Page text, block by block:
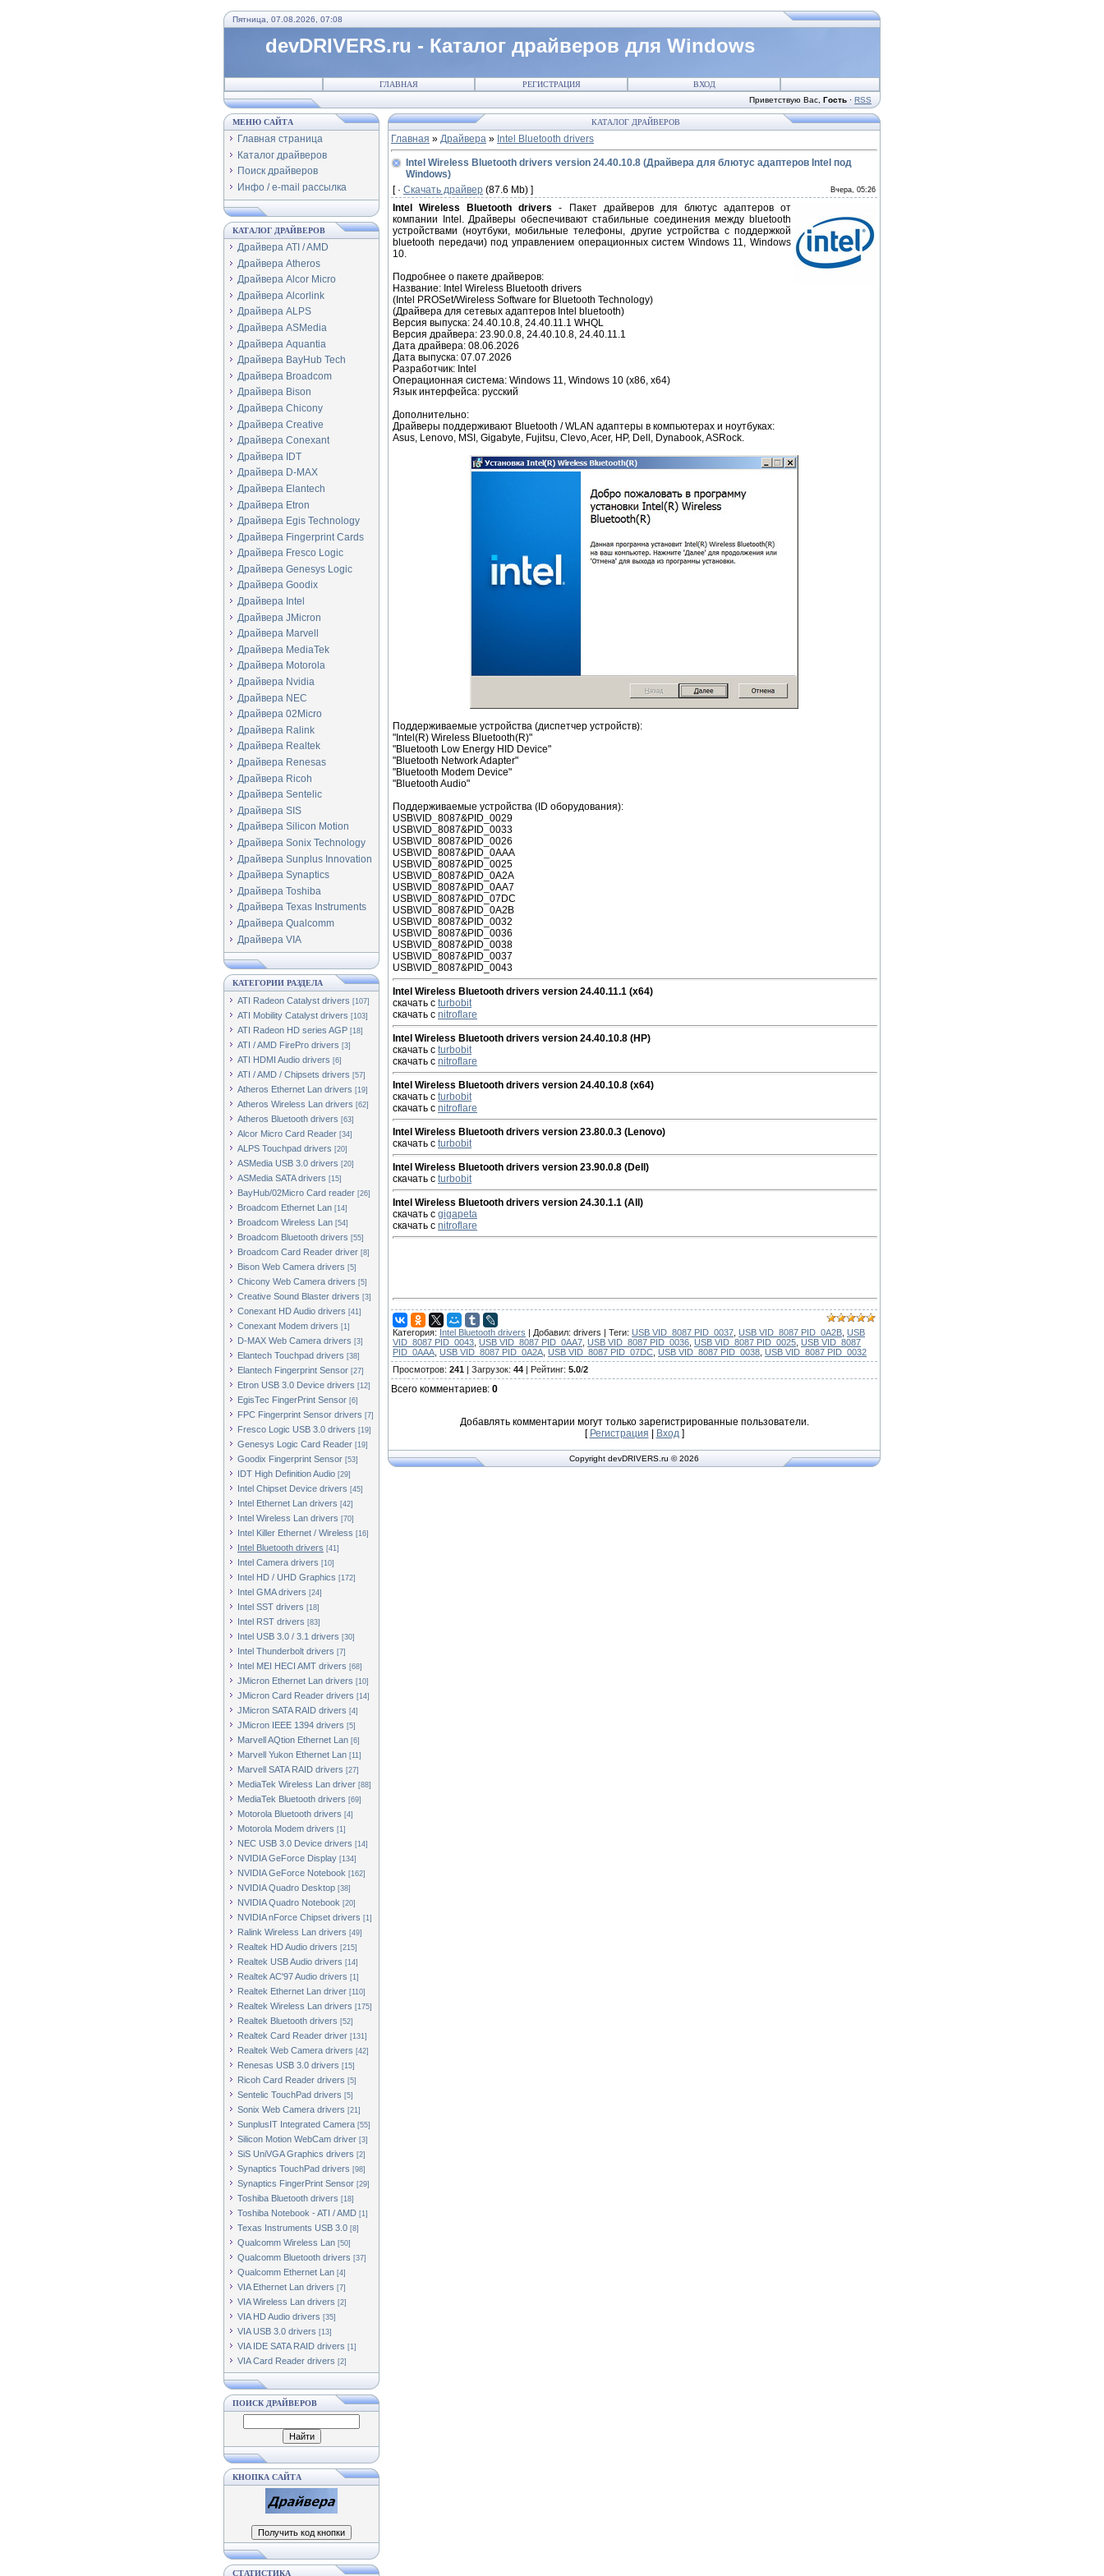
Пятница, 07.08.2026, 07:08
devDRIVERS.ru - Каталог драйверов для Windows
ГЛАВНАЯ РЕГИСТРАЦИЯ
ВХОД
Приветствую Вас Гость · RSS
МЕНЮ САЙТА
Главная страница
Каталог драйверов
Поиск драйверов
Инфо / e-mail рассылка
КАТАЛОГ ДРАЙВЕРОВ
Драйвера ATI / AMD
Драйвера Atheros
Драйвера Alcor Micro
Драйвера Alcorlink
Драйвера ALPS
Драйвера ASMedia
Драйвера Aquantia
Драйвера BayHub Tech
Драйвера Broadcom
Драйвера Bison
Драйвера Chicony
Драйвера Creative
Драйвера Conexant
Драйвера IDT
Драйвера D-MAX
Драйвера Elantech
Драйвера Etron
Драйвера Egis Technology
Драйвера Fingerprint Cards
Драйвера Fresco Logic
Драйвера Genesys Logic
Драйвера Goodix
Драйвера Intel
Драйвера JMicron
Драйвера Marvell
Драйвера MediaTek
Драйвера Motorola
Драйвера Nvidia
Драйвера NEC
Драйвера 02Micro
Драйвера Ralink
Драйвера Realtek
Драйвера Renesas
Драйвера Ricoh
Драйвера Sentelic
Драйвера SIS
Драйвера Silicon Motion
Драйвера Sonix Technology
Драйвера Sunplus Innovation
Драйвера Synaptics
Драйвера Toshiba
Драйвера Texas Instruments
Драйвера Qualcomm
Драйвера VIA
КАТЕГОРИИ РАЗДЕЛА
ATI Radeon Catalyst drivers [107]
ATI Mobility Catalyst drivers [103]
ATI Radeon HD series AGP [18]
ATI / AMD FirePro drivers [3]
ATI HDMI Audio drivers [6]
ATI / AMD / Chipsets drivers [57]
Atheros Ethernet Lan drivers [19]
Atheros Wireless Lan drivers [62]
Atheros Bluetooth drivers [63]
Alcor Micro Card Reader [34]
ALPS Touchpad drivers [20]
ASMedia USB 3.0 drivers [20]
ASMedia SATA drivers [15]
BayHub/02Micro Card reader [26]
Broadcom Ethernet Lan [14]
Broadcom Wireless Lan [54]
Broadcom Bluetooth drivers [55]
Broadcom Card Reader driver [8]
Bison Web Camera drivers [5]
Chicony Web Camera drivers [5]
Creative Sound Blaster drivers [3]
Conexant HD Audio drivers [41]
Conexant Modem drivers [1]
D-MAX Web Camera drivers [3]
Elantech Touchpad drivers [38]
Elantech Fingerprint Sensor [27]
Etron USB 3.0 Device drivers [12]
EgisTec FingerPrint Sensor [6]
FPC Fingerprint Sensor drivers [7]
Fresco Logic USB 3.0 drivers [19]
Genesys Logic Card Reader [19]
Goodix Fingerprint Sensor [53]
IDT High Definition Audio [29]
Intel Chipset Device drivers [45]
Intel Ethernet Lan drivers [42]
Intel Wireless Lan drivers [70]
Intel Killer Ethernet / Wireless [16]
Intel Bluetooth drivers [41]
Intel Camera drivers [10]
Intel HD / UHD Graphics [172]
Intel GMA drivers [24]
Intel SST drivers [18]
Intel RST drivers [83]
Intel USB 3.0 / 3.1 drivers [30]
Intel Thunderbolt drivers [7]
Intel MEI HECI AMT drivers [68]
JMicron Ethernet Lan drivers [10]
JMicron Card Reader drivers [14]
JMicron SATA RAID drivers [4]
JMicron IEEE 1394 drivers [5]
Marvell AQtion Ethernet Lan [6]
Marvell Yukon Ethernet Lan [11]
Marvell SATA RAID drivers [27]
MediaTek Wireless Lan driver [88]
MediaTek Bluetooth drivers [69]
Motorola Bluetooth drivers [4]
Motorola Modem drivers [1]
NEC USB 3.0 Device drivers [14]
NVIDIA GeForce Display [134]
NVIDIA GeForce Notebook [162]
NVIDIA Quadro Desktop [38]
NVIDIA Quadro Notebook [20]
NVIDIA nForce Chipset drivers [1]
Ralink Wireless Lan drivers [49]
Realtek HD Audio drivers [215]
Realtek USB Audio drivers [14]
Realtek AC'97 Audio drivers [1]
Realtek Ethernet Lan driver [110]
Realtek Wireless Lan drivers [175]
Realtek Bluetooth drivers [52]
Realtek Card Reader driver [131]
Realtek Web Camera drivers [42]
Renesas USB 3.0 drivers [15]
Ricoh Card Reader drivers [5]
Sentelic TouchPad drivers [5]
Sonix Web Camera drivers [21]
SunplusIT Integrated Camera [55]
Silicon Motion WebCam driver [3]
SiS UniVGA Graphics drivers [2]
Synaptics TouchPad drivers [98]
Synaptics FingerPrint Sensor [29]
Toshiba Bluetooth drivers [18]
Toshiba Notebook - ATI / AMD [1]
Texas Instruments USB 3.0 [8]
Qualcomm Wireless Lan [50]
Qualcomm Bluetooth drivers [37]
Qualcomm Ethernet Lan [4]
VIA Ethernet Lan drivers [7]
VIA Wireless Lan drivers [2]
VIA HD Audio drivers [35]
VIA USB 3.0 drivers [13]
VIA IDE SATA RAID drivers [1]
VIA Card Reader drivers [2]
ПОИСК ДРАЙВЕРОВ
КНОПКА САЙТА
СТАТИСТИКА
КАТАЛОГ ДРАЙВЕРОВ
Главная » Драйвера » Intel Bluetooth drivers
Intel Wireless Bluetooth drivers version 24.40.10.8 (Драйвера для блютус адаптеров Intel под
Windows)
[ · Скачать драйвер (87.6 Mb) ] Вчера, 05:26
Intel Wireless Bluetooth drivers - Пакет драйверов для блютус адаптеров от
компании Intel. Драйверы обеспечивают стабильные соединения между bluetooth
устройствами (ноутбуки, мобильные телефоны, другие устройства с поддержкой
bluetooth передачи) под управлением операционных систем Windows 11, Windows
10.
Подробнее о пакете драйверов:
Название: Intel Wireless Bluetooth drivers
(Intel PROSet/Wireless Software for Bluetooth Technology)
(Драйвера для сетевых адаптеров Intel bluetooth)
Версия выпуска: 24.40.10.8, 24.40.11.1 WHQL
Версия драйвера: 23.90.0.8, 24.40.10.8, 24.40.11.1
Дата драйвера: 08.06.2026
Дата выпуска: 07.07.2026
Разработчик: Intel
Операционная система: Windows 11, Windows 10 (x86, x64)
Язык интерфейса: русский
Дополнительно:
Драйверы поддерживают Bluetooth / WLAN адаптеры в компьютерах и ноутбуках:
Asus, Lenovo, MSI, Gigabyte, Fujitsu, Clevo, Acer, HP, Dell, Dynabook, ASRock.
Поддерживаемые устройства (диспетчер устройств):
"Intel(R) Wireless Bluetooth(R)"
"Bluetooth Low Energy HID Device"
"Bluetooth Network Adapter"
"Bluetooth Modem Device"
"Bluetooth Audio"
Поддерживаемые устройства (ID оборудования):
USB\VID_8087&PID_0029
USB\VID_8087&PID_0033
USB\VID_8087&PID_0026
USB\VID_8087&PID_0AAA
USB\VID_8087&PID_0025
USB\VID_8087&PID_0A2A
USB\VID_8087&PID_0AA7
USB\VID_8087&PID_07DC
USB\VID_8087&PID_0A2B
USB\VID_8087&PID_0032
USB\VID_8087&PID_0036
USB\VID_8087&PID_0038
USB\VID_8087&PID_0037
USB\VID_8087&PID_0043
Intel Wireless Bluetooth drivers version 24.40.11.1 (x64)
скачать с turbobit
скачать с nitroflare
Intel Wireless Bluetooth drivers version 24.40.10.8 (HP)
скачать с turbobit
скачать с nitroflare
Intel Wireless Bluetooth drivers version 24.40.10.8 (x64)
скачать с turbobit
скачать с nitroflare
Intel Wireless Bluetooth drivers version 23.80.0.3 (Lenovo)
скачать с turbobit
Intel Wireless Bluetooth drivers version 23.90.0.8 (Dell)
скачать с turbobit
Intel Wireless Bluetooth drivers version 24.30.1.1 (All)
скачать с gigapeta
скачать с nitroflare
Категория: Intel Bluetooth drivers | Добавил: drivers | Теги: USB VID_8087 PID_0037 USB VID_8087 PID_0A2B USB
VID_8087 PID_0043 USB VID_8087 PID_0AA7 USB VID_8087 PID_0036 USB VID_8087 PID_0025 USB VID_8087
PID_0AAA USB VID_8087 PID_0A2A USB VID_8087 PID_07DC USB VID_8087 PID_0038 USB VID_8087 PID_0032
Просмотров: 241 | Загрузок: 44 | Рейтинг: 5.0/2
Всего комментариев: 0
Добавлять комментарии могут только зарегистрированные пользователи.
[ Регистрация Вход]
Copyright devDRIVERS.ru © 2026